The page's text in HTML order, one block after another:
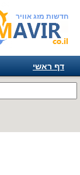
חדשות מזג אוויר
דף ראשי
אמריקה